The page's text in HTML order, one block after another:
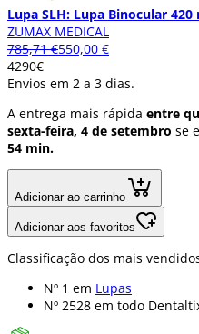
Lupa SLH: Lupa Binocular
ZUMAX MEDICAL
785,71 €550,00 €
4290€
Envios em 2 a 3 dias.
A entrega mais rápida entre
sexta-feira, 4 de setembro se
54 min.
Adicionar ao carrinho
Adicionar aos favoritos
Classificação dos mais
Nº 1 em Lupas
Nº 2528 em todo